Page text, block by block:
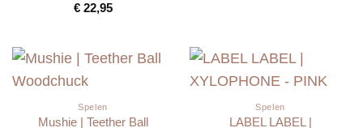
€22,95
Spelen
Mushie | Teether Ball
Spelen
LABEL LABEL |